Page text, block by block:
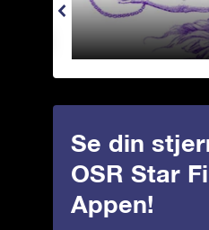
Se din
OSR Star
Appen!